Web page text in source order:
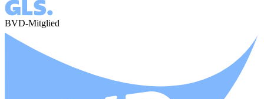
BVD-Mitglied